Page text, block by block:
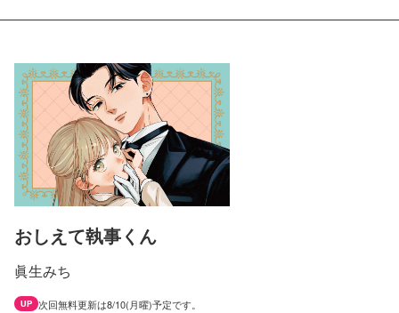
おしえて執事くん
眞生みち
UP 次回無料更新は8/10(月曜)予定です。